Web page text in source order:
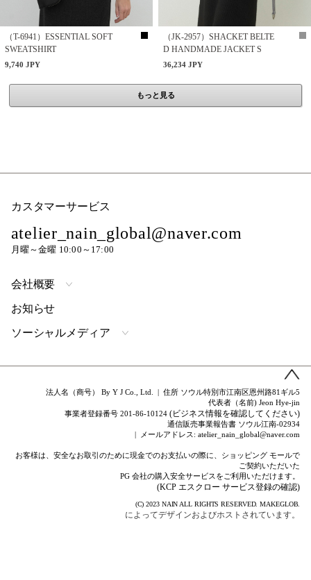
（T-6941）ESSENTIAL SOFT
SWEATSHIRT
9,740 JPY
（JK-2957）SHACKET BELTE
D HANDMADE JACKET S
36,234 JPY
もっと見る
カスタマーサービス
atelier_nain_global@naver.com
月曜～金曜 10:00～17:00
会社概要
お知らせ
ソーシャルメディア
法人名（商号） By Y J Co., Ltd. | 住所 ソウル特別市江南区恩州路81ギル5
代表者（名前) Jeon Hye-jin
事業者登録番号 201-86-10124(ビジネス情報を確認してください)
通信販売事業報告書 ソウル江南-02934
| メールアドレス: atelier_nain_global@naver.com
お客様は、安全なお取引のために現金でのお支払いの際に、ショッピング モールで
ご契約いただいた
PG 会社の購入安全サービスをご利用いただけます。
(KCP エスクロー サービス登録の確認)
(C) 2023 NAIN ALL RIGHTS RESERVED.MAKEGLOB.
によってデザインおよびホストされています。